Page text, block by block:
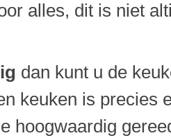
alles, dit is niet
dan kunt u de
keuken is precies
hoogwaardig